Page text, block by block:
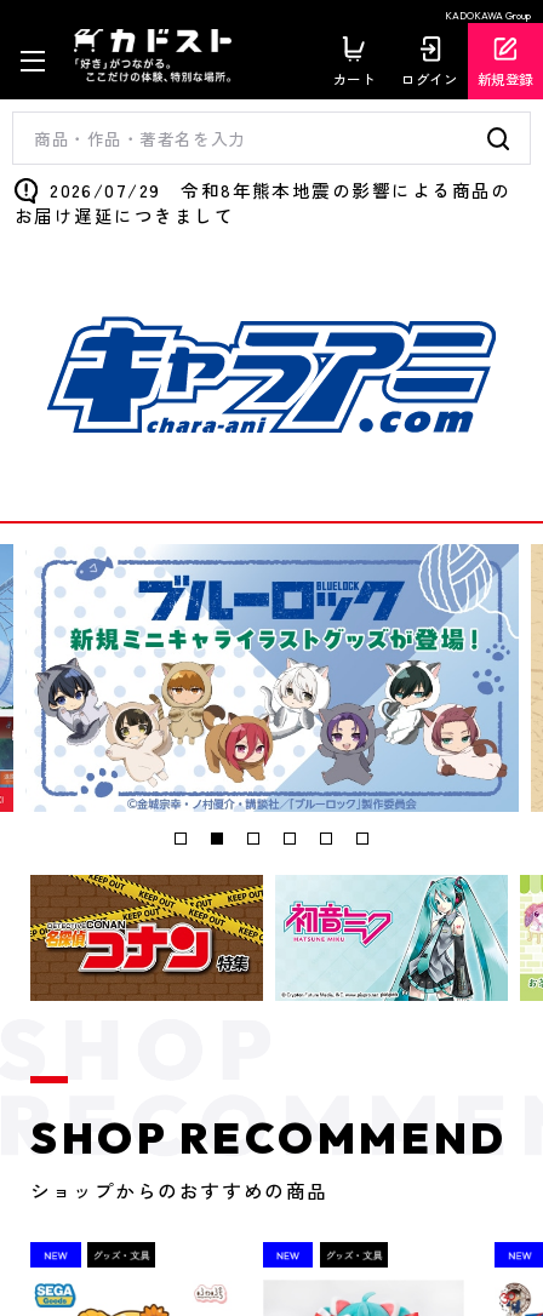
KADOKAWA Group
カート ログイン 新規登録
2026/07/29 令和8年熊本地震の影響による商品の
お届け遅延につきまして
SHOP RECOMMEND
ショップからのおすすめの商品